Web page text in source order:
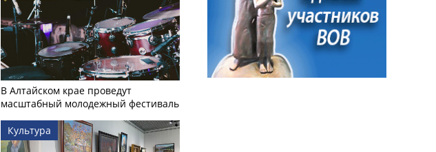
В Алтайском крае проведут
масштабный молодежный фестиваль
Культура